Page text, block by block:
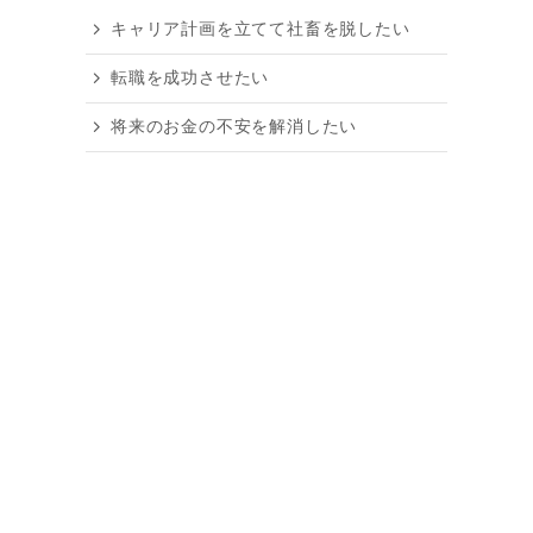
キャリア計画を立てて社畜を脱したい
転職を成功させたい
将来のお金の不安を解消したい